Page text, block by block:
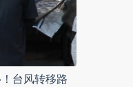
台风转移路